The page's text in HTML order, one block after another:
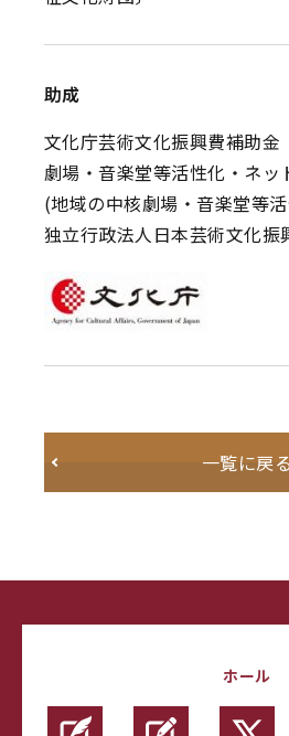
助成
文化庁芸術文化振興費補助金
劇場・音楽堂等活性化・ネッ
(地域の中核劇場・音楽堂等
独立行政法人日本芸術文化振
一覧に戻る
ホール